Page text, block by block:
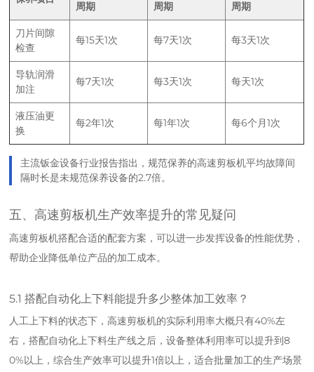
周期 周期 周期
刀片间隙
检查
每15天1次 每7天1次 每3天1次
导轨润滑
加注
每7天1次 每3天1次 每天1次
液压油更
换
每2年1次 每1年1次 每6个月1次
主流钣金设备行业报告指出，规范保养的高速剪板机平均故障间
隔时长是未规范保养设备的2.7倍。
五、高速剪板机生产效率提升的常见疑问
高速剪板机搭配合适的配套方案，可以进一步发挥设备的性能优势，
帮助企业降低单位产品的加工成本。
5.1 搭配自动化上下料能提升多少整体加工效率？
人工上下料的状态下，高速剪板机的实际利用率大概只有40%左
右，搭配自动化上下料生产线之后，设备整体利用率可以提升到8
0%以上，综合生产效率可以提升1倍以上，适合批量加工的生产场景